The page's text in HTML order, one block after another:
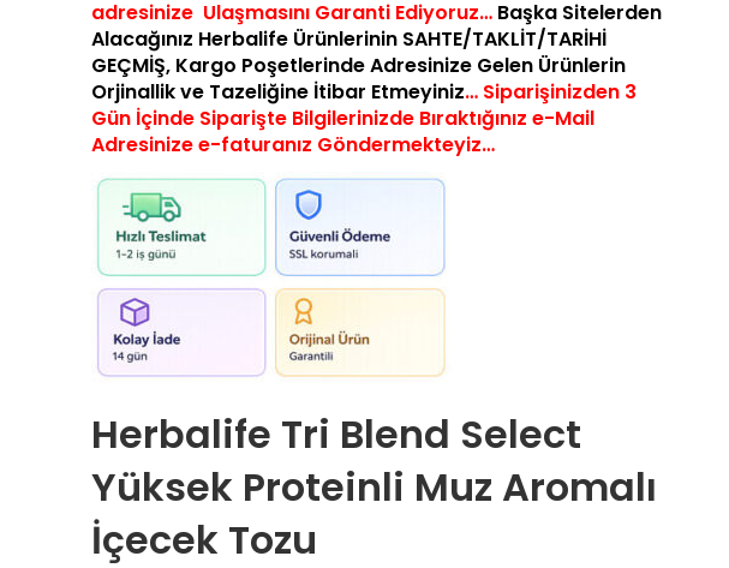
adresinize Ulaşmasını Garanti Ediyoruz… Başka Sitelerden
Alacağınız Herbalife Ürünlerinin SAHTE/TAKLİT/TARİHİ
GEÇMİŞ, Kargo Poşetlerinde Adresinize Gelen Ürünlerin
Orjinallik ve Tazeliğine İtibar Etmeyiniz… Siparişinizden 3
Gün İçinde Siparişte Bilgilerinizde Bıraktığınız e-Mail
Adresinize e-faturanız Göndermekteyiz…
Herbalife Tri Blend Select
Yüksek Proteinli Muz Aromalı
İçecek Tozu